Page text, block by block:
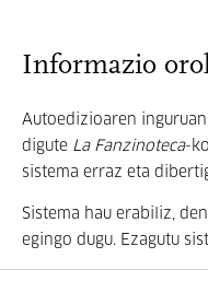
Informazio
Autoedizioaren
digute La Fanzinoteca-
sistema erraz eta
Sistema hau erabiliz,
egingo dugu. Ezagutu